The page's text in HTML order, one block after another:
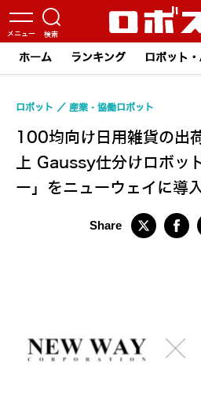
ホーム ランキング ロボット
100均向け日用雑貨の出
上 Gaussy仕分けロボッ
ー」をニューウェイに導
ロボット 産業・協働ロボット